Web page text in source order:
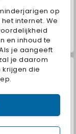
op
internet. We
en inhoud te
je aangeeft
je daarom
die
Da Vinci Puzzles